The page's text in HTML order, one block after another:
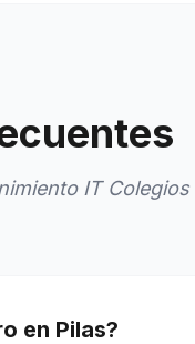
IT Colegios
en Pilas?